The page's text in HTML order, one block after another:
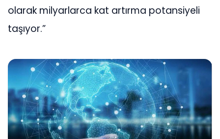
olarak milyarlarca kat artırma potansiyeli
taşıyor.”